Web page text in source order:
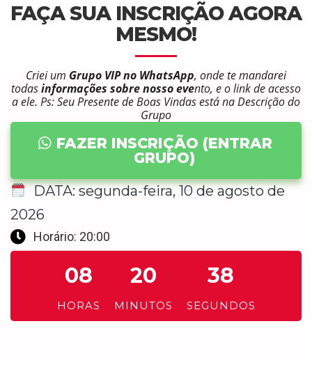
FAÇA SUA INSCRIÇÃO AGORA
MESMO!
Criei um Grupo VIP no WhatsApp, onde te mandarei
todasinformações sobre nosso evento, e o link de acesso
a ele. Ps: Seu Presente de Boas Vindas está na Descrição do
Grupo
FAZER INSCRIÇÃO (ENTRAR
GRUPO)
DATA: segunda-feira, 10 de agosto de
2026
Horário: 20:00
08
HORAS
20
MINUTOS
37
SEGUNDOS